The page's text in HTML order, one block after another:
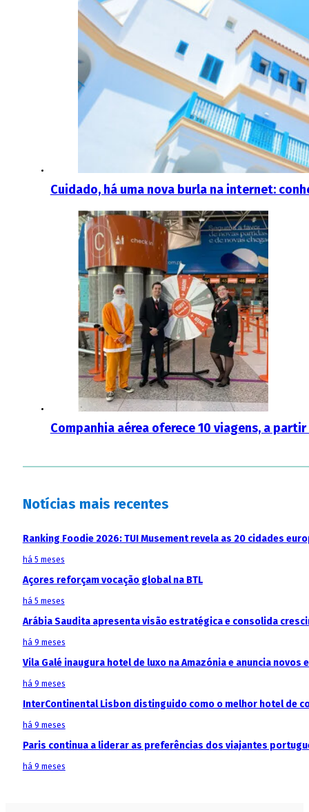
Cuidado, há uma nova burla na internet:
Companhia aérea oferece 10 viagens, a
Notícias mais recentes
Ranking Foodie 2026: TUI Musement revela as 20 cidades
há 5 meses
Açores reforçam vocação global na BTL
há 5 meses
Arábia Saudita apresenta visão estratégica e consolida
há 9 meses
Vila Galé inaugura hotel de luxo na Amazónia e anuncia
há 9 meses
InterContinental Lisbon distinguido como o melhor hotel de
há 9 meses
Paris continua a liderar as preferências dos viajantes
há 9 meses